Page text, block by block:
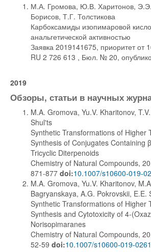
М.А. Громова, Ю.В. Харитонов,
Борисов, Т.Г. Толстикова
Карбоксамиды изопимаровой
анальгетической активностью
Заявка 2019141675, приоритет от
RU 2 726 613 , Бюл. № 20,
2019
Обзоры, статьи в научных
M.A. Gromova, Yu.V. Kharitonov,
Shul'ts
Synthetic Transformations of Higher
Synthesis of Conjugates Containing
Tricyclic Diterpenoids
Chemistry of Natural Compounds,
871-877 doi:10.1007/s10600-019-
M.A. Gromova, Yu.V. Kharitonov,
Bagryanskaya, A.G. Pokrovskii, E.E.
Synthetic Transformations of Higher
Synthesis and Cytotoxicity of 4-
Norisopimaranes
Chemistry of Natural Compounds,
52-59 doi:10.1007/s10600-019-